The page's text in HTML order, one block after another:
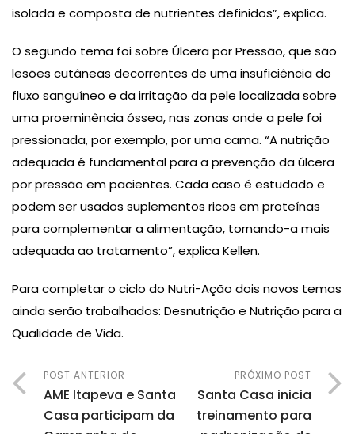
isolada e composta de nutrientes definidos”, explica.
O segundo tema foi sobre Úlcera por Pressão, que são
lesões cutâneas decorrentes de uma insuficiência do
fluxo sanguíneo e da irritação da pele localizada sobre
uma proeminência óssea, nas zonas onde a pele foi
pressionada, por exemplo, por uma cama. “A nutrição
adequada é fundamental para a prevenção da úlcera
por pressão em pacientes. Cada caso é estudado e
podem ser usados suplementos ricos em proteínas
para complementar a alimentação, tornando-a mais
adequada ao tratamento”, explica Kellen.
Para completar o ciclo do Nutri-Ação dois novos temas
ainda serão trabalhados: Desnutrição e Nutrição para a
Qualidade de Vida.
POST ANTERIOR
AME Itapeva e Santa
Casa participam da
PRÓXIMO POST
Santa Casa inicia
treinamento para